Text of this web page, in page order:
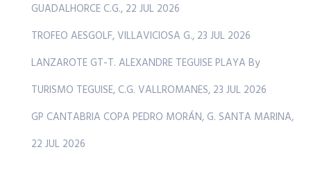
GUADALHORCE C.G., 22 JUL 2026
TROFEO AESGOLF, VILLAVICIOSA G., 23 JUL 2026
LANZAROTE GT-T. ALEXANDRE TEGUISE PLAYA By
TURISMO TEGUISE, C.G. VALLROMANES, 23 JUL 2026
GP CANTABRIA COPA PEDRO MORÁN, G. SANTA MARINA,
22 JUL 2026